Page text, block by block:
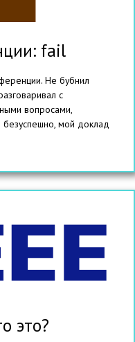
fail
Не бубнил
с
вопросами,
безуспешно, мой доклад
это?